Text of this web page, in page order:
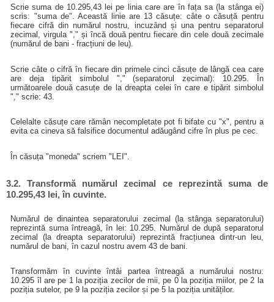
Scrie suma de 10.295,43 lei pe linia care are în fața sa (la stânga ei)
scris: "suma de". Această linie are 13 căsuțe: câte o căsuță pentru
fiecare cifră din numărul nostru, incuzând și una pentru separatorul
zecimal, virgula "," și încă două pentru fiecare din cele două zecimale
(numărul de bani - fracțiuni de leu).
Scrie câte o cifră în fiecare din primele cinci căsuțe de lângă cea care
are deja tipărit simbolul "," (separatorul zecimal): 10.295. În
următoarele două casuțe de la dreapta celei în care e tipărit simbolul
"," scrie: 43.
Celelalte căsuțe care rămân necompletate pot fi bifate cu "x", pentru a
evita ca cineva să falsifice documentul adăugând cifre în plus pe cec.
În căsuța "moneda" scriem "LEI".
3.2. Transformă numărul zecimal ce reprezintă suma de
10.295,43 lei, în cuvinte.
Numărul de dinaintea separatorului zecimal (la stânga separatorului)
reprezintă suma întreagă, în lei: 10.295. Numărul de după separatorul
zecimal (la dreapta separatorului) reprezintă fracțiunea dintr-un leu,
numărul de bani, în cazul nostru avem 43 de bani.
Transformăm în cuvinte întâi partea întreagă a numărului nostru:
10.295 îl are pe 1 la poziția zecilor de mii, pe 0 la poziția miilor, pe 2 la
poziția sutelor, pe 9 la poziția zecilor și pe 5 la poziția unităților.